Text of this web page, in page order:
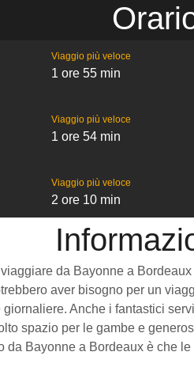
Viaggio più veloce
1 ore 55 min
Viaggio più veloce
1 ore 54 min
Viaggio più veloce
2 ore 10 min
da Bayonne a
aver bisogno per un
Anche i fantastici
spazio per le gambe e
da Bayonne a Bordeaux è che